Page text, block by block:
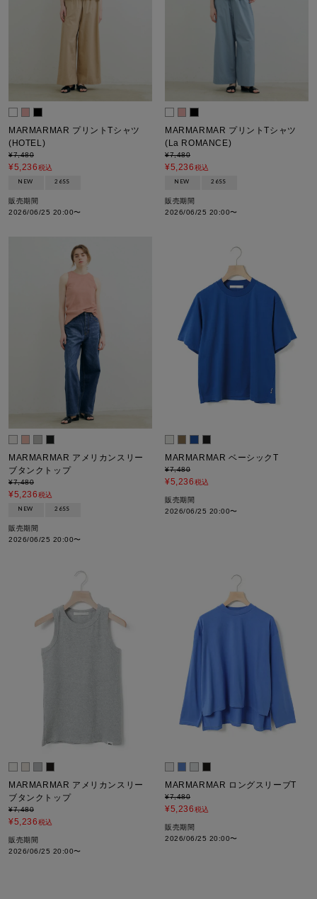
MARMARMAR プリントTシャツ
(HOTEL)
¥7,480
¥5,236税込
NEW 26SS
販売期間
2026/06/25 20:00〜
MARMARMAR プリントTシャツ
(La ROMANCE)
¥7,480
¥5,236税込
NEW 26SS
販売期間
2026/06/25 20:00〜
MARMARMAR アメリカンスリー
ブタンクトップ
¥7,480
¥5,236税込
NEW 26SS
販売期間
2026/06/25 20:00〜
MARMARMAR ベーシックT
¥7,480
¥5,236税込
販売期間
2026/06/25 20:00〜
MARMARMAR アメリカンスリー
ブタンクトップ
¥7,480
¥5,236税込
販売期間
2026/06/25 20:00〜
MARMARMAR ロングスリーブT
¥7,480
¥5,236税込
販売期間
2026/06/25 20:00〜